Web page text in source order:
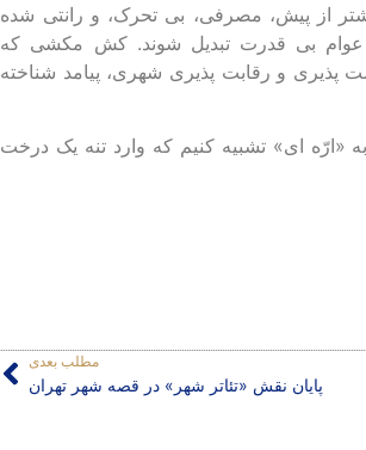
از پیش، مصرفی، بی ‌تحرک، و رانتی شده
عوام بی ‌قدرت تبدیل شوند. کش ‌مکشی که
و رقابت ‌پذیری شهری، پیامد شناخته
«ارّه ‌ای» تشبیه کنیم که وارد تنه یک درخت
مطلب بعدی
پایان نقش «تئاتر شهر» در قصه شهر تهران